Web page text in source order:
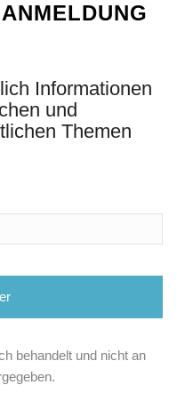
ANMELDUNG
Informationen
und
Themen
behandelt und nicht an